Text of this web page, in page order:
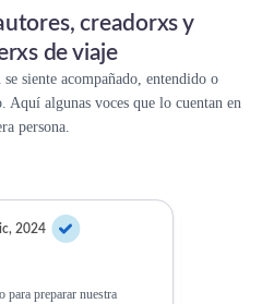
creadorxs y
de viaje
siente acompañado, entendido o
Aquí algunas voces que lo cuentan en
persona.
2024
para preparar nuestra